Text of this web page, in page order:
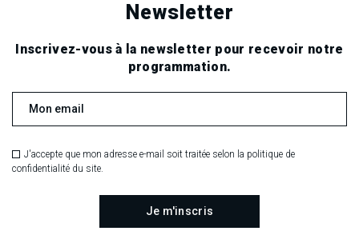
2021 au 26 février 2022.
Coffret Charles Bukowski
Tote bag Dura
Newsletter
Inscrivez-vous à la newsletter pour recevoir notre
programmation.
J'accepte que mon adresse e-mail soit traitée selon la politique de
confidentialité du site.